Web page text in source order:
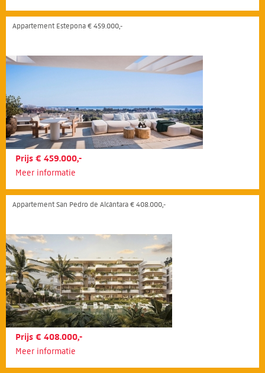
Appartement Estepona € 459.000,-
Prijs € 459.000,-
Meer informatie
Appartement San Pedro de Alcántara € 408.000,-
Prijs € 408.000,-
Meer informatie